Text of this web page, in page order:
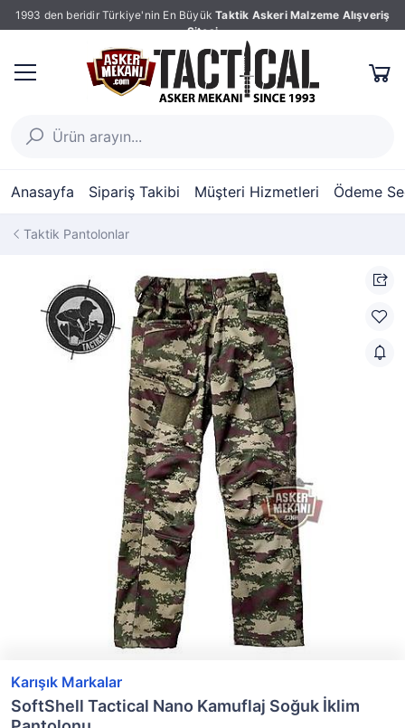
1993 den beridir Türkiye'nin En Büyük Taktik Askeri Malzeme Alışveriş
Sitesi
Anasayfa Sipariş Takibi Müşteri Hizmetleri Ödeme
Taktik Pantolonlar
Karışık Markalar
SoftShell Tactical Nano Kamuflaj Soğuk İklim